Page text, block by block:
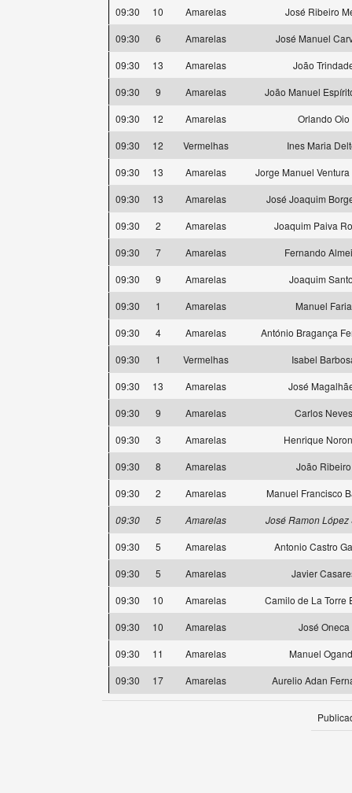
09:30
10 Amarelas
José Ribeiro
09:30
6 Amarelas
José Manuel
09:30
13 Amarelas
João
09:30
9 Amarelas
João Manuel
09:30
12 Amarelas
Orlando Oio
09:30
12 Vermelhas
Ines Maria
09:30
13 Amarelas
Jorge Manuel
09:30
13 Amarelas
José Joaquim
09:30
2 Amarelas
Joaquim Paiva
09:30
7 Amarelas
Fernando
09:30
9 Amarelas
Joaquim
09:30
1 Amarelas
Manuel Faria
09:30
4 Amarelas
António Bragança
09:30
1 Vermelhas
Isabel
09:30
13 Amarelas
José
09:30
9 Amarelas
Carlos Neves
09:30
3 Amarelas
Henrique
09:30
8 Amarelas
João Ribeiro
09:30
2 Amarelas
Manuel Francisco
09:30
5 Amarelas
José Ramon López
09:30
5 Amarelas
Antonio Castro
09:30
5 Amarelas
Javier
09:30
10 Amarelas
Camilo de La Torre
09:30
10 Amarelas
José Oneca
09:30
11 Amarelas
Manuel
09:30
17 Amarelas Aurelio Adan